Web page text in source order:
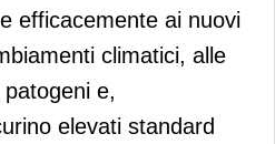
efficacemente ai nuovi
climatici, alle
e,
elevati standard